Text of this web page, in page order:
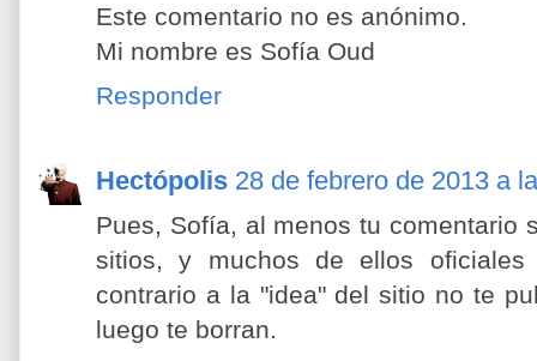
Este comentario no es anónimo.
Mi nombre es Sofía Oud
Responder
Hectópolis 28 de febrero de 2013 a
Pues, Sofía, al menos tu comentario
sitios, y muchos de ellos
contrario a la "idea" del sitio no te
luego te borran.